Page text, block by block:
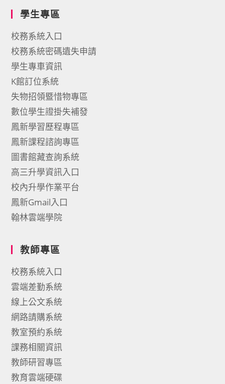
學生專區
校務系統入口
校務系統密碼遺失申請
學生專車資訊
K館訂位系統
失物招領暨惜物專區
數位學生證掛失補發
鳳新學習歷程專區
鳳新課程諮詢專區
圖書館藏查詢系統
高三升學資訊入口
校內升學作業平台
鳳新Gmail入口
翰林雲端學院
教師專區
校務系統入口
雲端差勤系統
線上公文系統
網路請購系統
教室預約系統
課務相關資訊
教師研習專區
教育雲端硬碟